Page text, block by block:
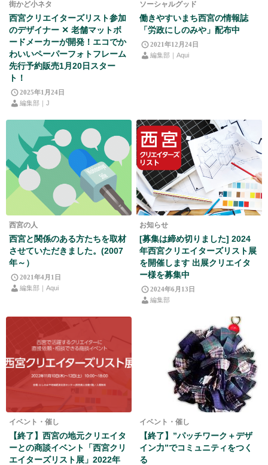
街かど小ネタ
西宮クリエイターズリスト参加
のデザイナー ✕ 老舗マットボ
ードメーカーが開発！エコでか
わいいペーパーフォトフレーム
先行予約販売1月20日スター
ト！
2025年1月24日
編集部｜J
ソーシャルグッド
働きやすいまち西宮の情報誌
「労政にしのみや」配布中
2021年12月24日
編集部｜Aqui
西宮の人
西宮と関係のある方たちを取材
させていただきました。(2007
年～）
2021年4月1日
編集部｜Aqui
お知らせ
[募集は締め切りました] 2024
年西宮クリエイターズリスト展
を開催します 出展クリエイタ
ー様を募集中
2024年6月13日
編集部
イベント・催し
【終了】西宮の地元クリエイタ
ーとの商談イベント「西宮クリ
エイターズリスト展」2022年
イベント・催し
【終了】”パッチワーク＋デザ
イン力”でコミュニティをつく
る